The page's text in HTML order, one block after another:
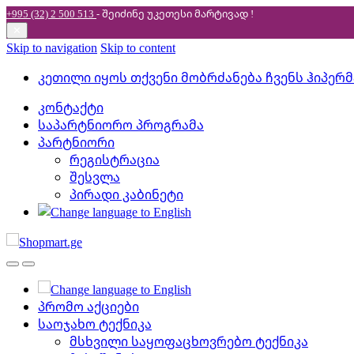
+995 (32) 2 500 513 - შეიძინე უკეთესიმარტივად !
Skip to navigation Skip to content
კეთილი იყოს თქვენი მობრძანება ჩვენს
კონტაქტი
საპარტნიორო პროგრამა
პარტნიორი
რეგისტრაცია
შესვლა
პირადი კაბინეტი
პრომო აქციები
საოჯახო ტექნიკა
მსხვილი საყოფაცხოვრებო ტექნიკა